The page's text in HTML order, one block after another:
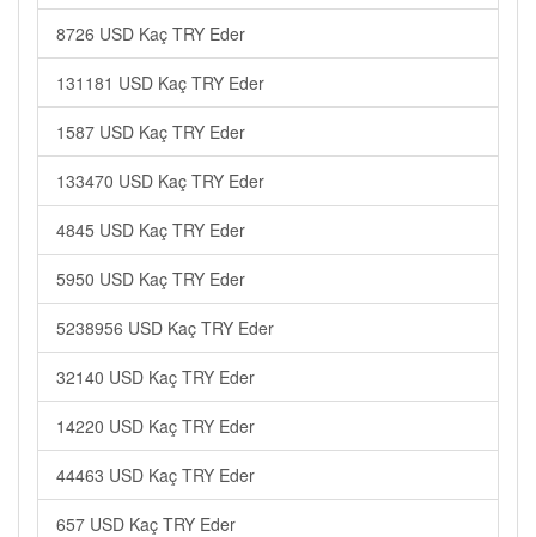
8726 USD Kaç TRY Eder
131181 USD Kaç TRY Eder
1587 USD Kaç TRY Eder
133470 USD Kaç TRY Eder
4845 USD Kaç TRY Eder
5950 USD Kaç TRY Eder
5238956 USD Kaç TRY Eder
32140 USD Kaç TRY Eder
14220 USD Kaç TRY Eder
44463 USD Kaç TRY Eder
657 USD Kaç TRY Eder